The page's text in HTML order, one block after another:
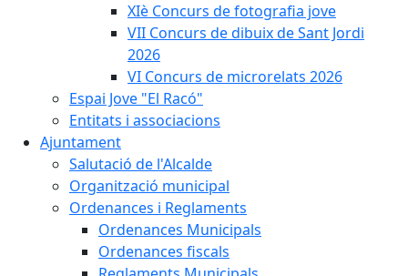
XIè Concurs de fotografia jove
VII Concurs de dibuix de Sant Jordi
2026
VI Concurs de microrelats 2026
Espai Jove "El Racó"
Entitats i associacions
Ajuntament
Salutació de l'Alcalde
Organització municipal
Ordenances i Reglaments
Ordenances Municipals
Ordenances fiscals